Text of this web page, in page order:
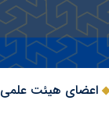
اعضای هیئت علمی